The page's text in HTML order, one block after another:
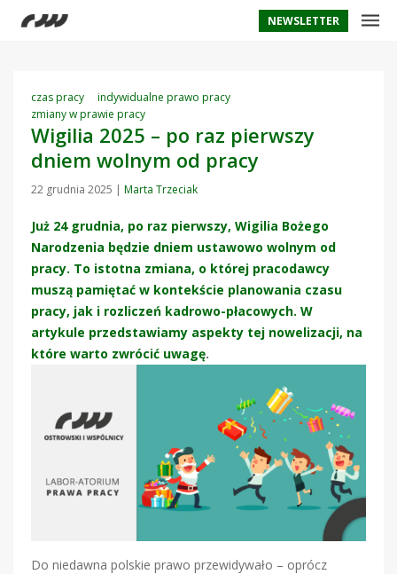
NEWSLETTER
czas pracy
indywidualne prawo pracy
zmiany w prawie pracy
Wigilia 2025 – po raz pierwszy
dniem wolnym od pracy
22 grudnia 2025 | Marta Trzeciak
Już 24 grudnia, po raz pierwszy, Wigilia Bożego
Narodzenia będzie dniem ustawowo wolnym od
pracy. To istotna zmiana, o której pracodawcy
muszą pamiętać w kontekście planowania czasu
pracy, jak i rozliczeń kadrowo-płacowych. W
artykule przedstawiamy aspekty tej nowelizacji, na
które warto zwrócić uwagę.
Do niedawna polskie prawo przewidywało – oprócz